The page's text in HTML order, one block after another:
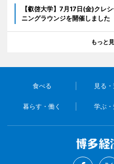
【叡啓大学】7月17日(金)クレ
ニングラウンジを開催しました
もっと
食べる 見る
暮らす・働く 学ぶ